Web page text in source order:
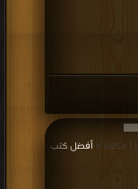
أفضل كتب